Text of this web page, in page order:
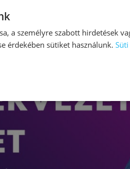
a személyre szabott hirdetések
érdekében sütiket használunk.